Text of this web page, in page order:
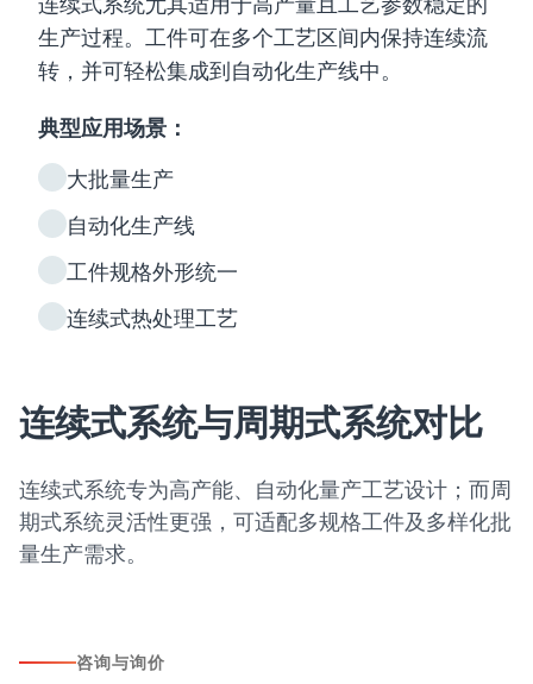
生产过程。工件可在多个工艺区间内保持连续流
转，并可轻松集成到自动化生产线中。
典型应用场景：
大批量生产
自动化生产线
工件规格外形统一
连续式热处理工艺
连续式系统与周期式系统对比
连续式系统专为高产能、自动化量产工艺设计；而周
期式系统灵活性更强，可适配多规格工件及多样化批
量生产需求。
咨询与询价